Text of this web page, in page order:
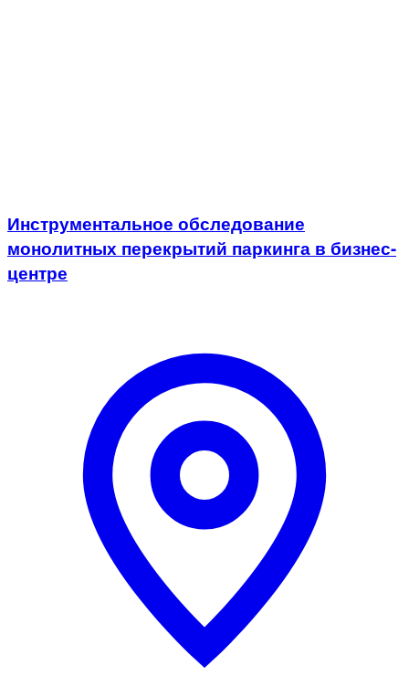
Инструментальное обследование
монолитных перекрытий паркинга в бизнес-
центре